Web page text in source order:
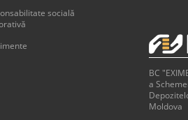
Informaţia privind depozitele
XLSX, 27.7 KB
socială
BC
a
Moldova